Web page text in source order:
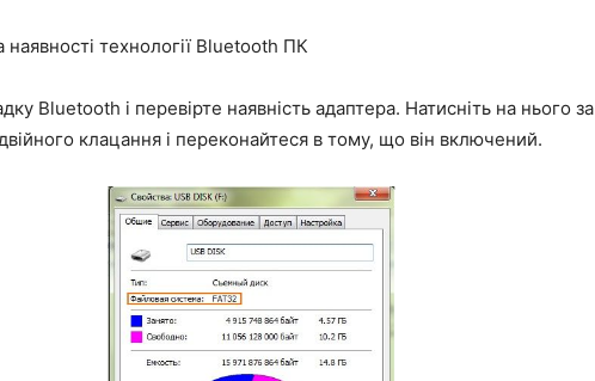
наявності технології Bluetooth ПК
Bluetooth і перевірте наявність адаптера. Натисніть на нього за
клацання і переконайтеся в тому, що він включений.